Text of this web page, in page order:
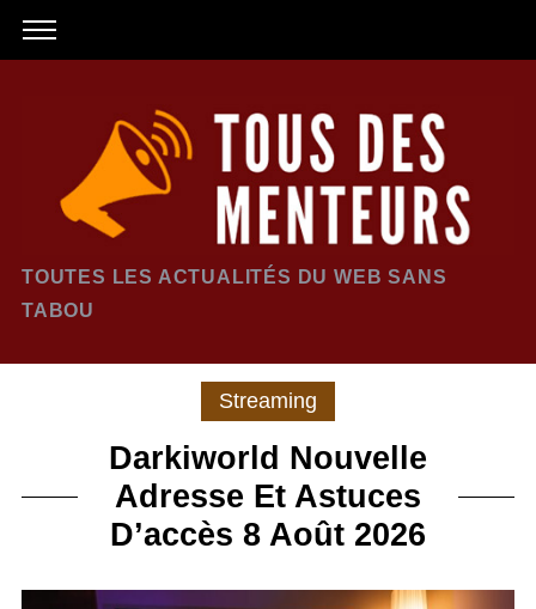
TOUTES LES ACTUALITÉS DU WEB SANS
TABOU
Streaming
Darkiworld Nouvelle
Adresse Et Astuces
D’accès 8 Août 2026